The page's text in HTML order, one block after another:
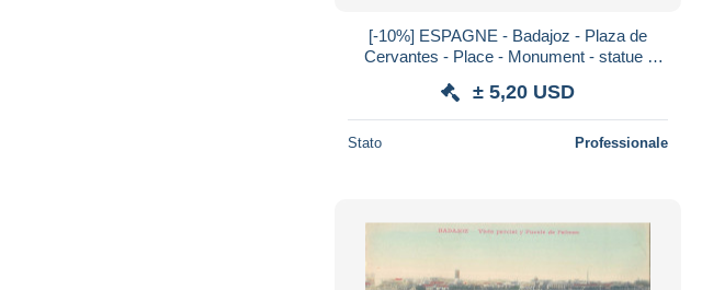
[-10%] ESPAGNE - Badajoz - Plaza de
Cervantes - Place - Monument - statue -
± 5,20 USD
Stato Professionale